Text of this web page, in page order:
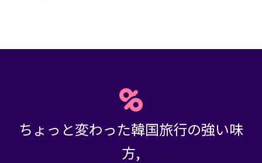
ちょっと変わった韓国旅行の強い味
方,